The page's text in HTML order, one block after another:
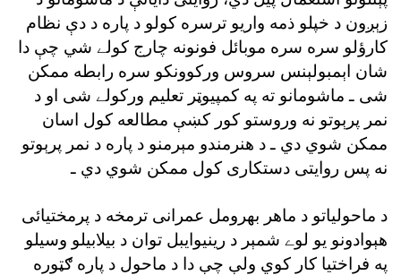
زېږون د خپلو ذمه واريو ترسره کولو د پاره د دې نظام
کارؤلو سره سره موبائل فونونه چارج کولے شي چې دا
شان اېمبولېنس سروس ورکوونکو سره رابطه ممکن
شى ـ ماشومانو ته په کمپيوټر تعليم ورکولے شى او د
نمر پرېوتو نه وروستو کور کښې مطالعه کول اسان
ممکن شوي دي ـ د هنرمندو مېرمنو د پاره د نمر پرېوتو
نه پس روايتى دستکارى کول ممکن شوي دي ـ
د ماحولياتو د ماهر بهرومل عمرانى ترمخه د پرمختيائى
هېوادونو يو لوے شمېر د رينيوايبل توان د بيلابيلو وسيلو
په فراختيا کار کوي ولې چې دا د ماحول د پاره ګټوره